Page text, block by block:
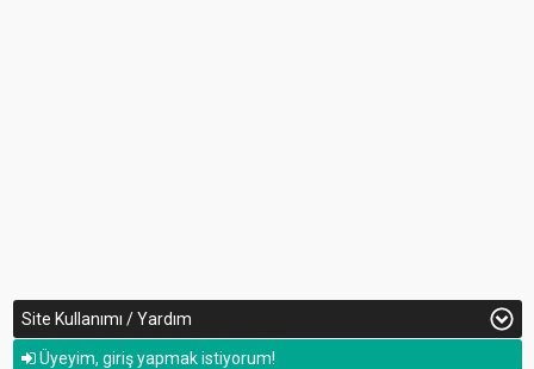
Site Kullanımı / Yardım
Üyeyim, giriş yapmak istiyorum!